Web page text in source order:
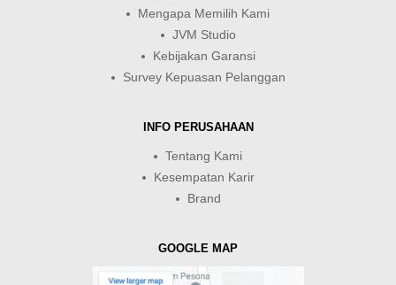
Mengapa Memilih Kami
JVM Studio
Kebijakan Garansi
Survey Kepuasan Pelanggan
INFO PERUSAHAAN
Tentang Kami
Kesempatan Karir
Brand
GOOGLE MAP